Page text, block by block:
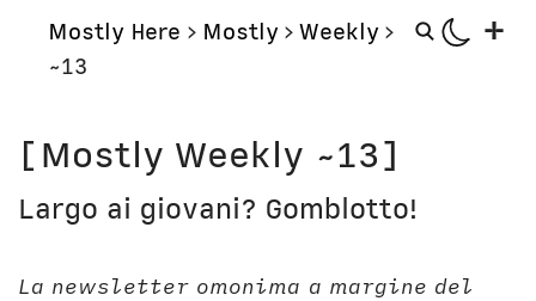
Mostly Here > Mostly > Weekly >
~13
+
Mostly
Mostly Friends
Mostly Weekly
Storie
Aerei
Orologi
[Mostly Weekly ~13]
Largo ai giovani? Gomblotto!
La newsletter omonima a margine del